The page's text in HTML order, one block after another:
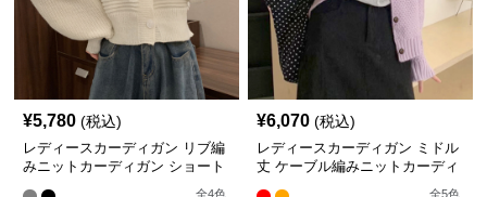
¥5,780 (税込)
レディースカーディガン リブ編
みニットカーディガン ショート
全4色
¥6,070 (税込)
レディースカーディガン ミドル
丈 ケーブル編みニットカーディ
全5色